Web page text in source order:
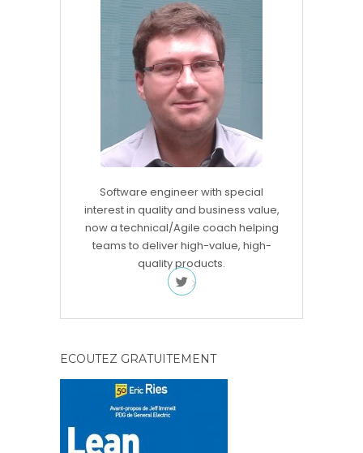
Software engineer with special
interest in quality and business value,
now a technical/Agile coach helping
teams to deliver high-value, high-
quality products.
ECOUTEZ GRATUITEMENT